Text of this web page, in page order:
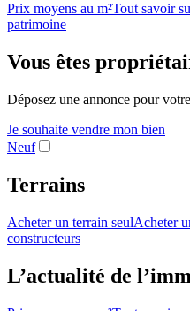
Prix moyens au m²Tout savoir
patrimoine
Vous êtes
Déposez une annonce pour
Je souhaite vendre mon bien
Neuf
Terrains
Acheter un terrain seulAcheter
constructeurs
L’actualité de